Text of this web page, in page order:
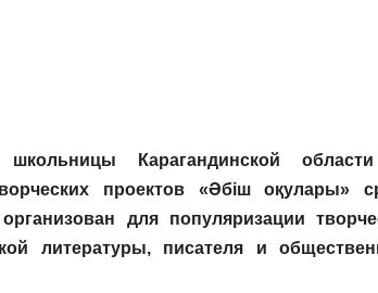
Карагандинской
проектов «Әбіш оқулары»
для популяризации
литературы, писателя и